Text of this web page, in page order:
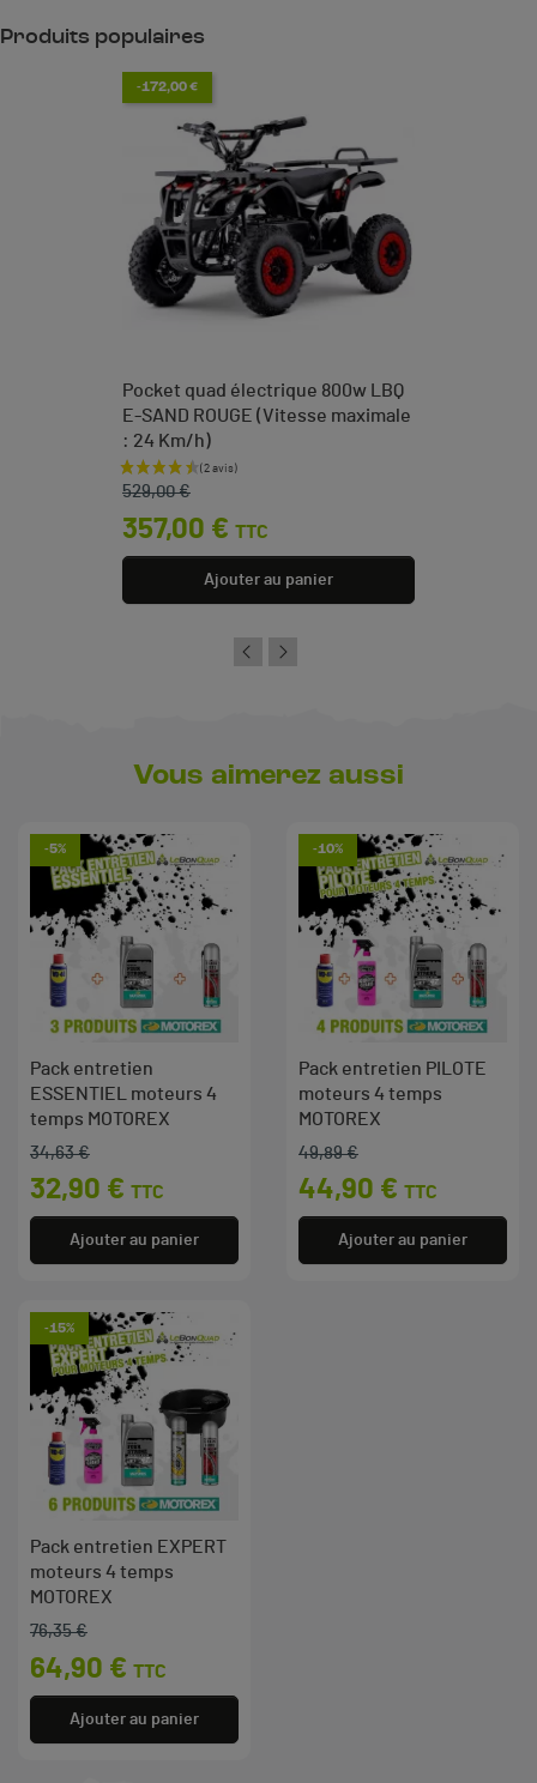
Produits populaires
-172,00 €
Pocket quad électrique 800w LBQ
E-SAND ROUGE (Vitesse maximale
: 24 Km/h)
Prix de base
529,00 €
Prix
357,00 € TTC
Ajouter au panier
Vous aimerez aussi
-5%
Pack entretien
ESSENTIEL moteurs 4
temps MOTOREX
Prix de base
34,63 €
Prix
32,90 € TTC
Ajouter au panier
-10%
Pack entretien PILOTE
moteurs 4 temps
MOTOREX
Prix de base
49,89 €
Prix
44,90 € TTC
Ajouter au panier
-15%
Pack entretien EXPERT
moteurs 4 temps
MOTOREX
Prix de base
76,35 €
Prix
64,90 € TTC
Ajouter au panier